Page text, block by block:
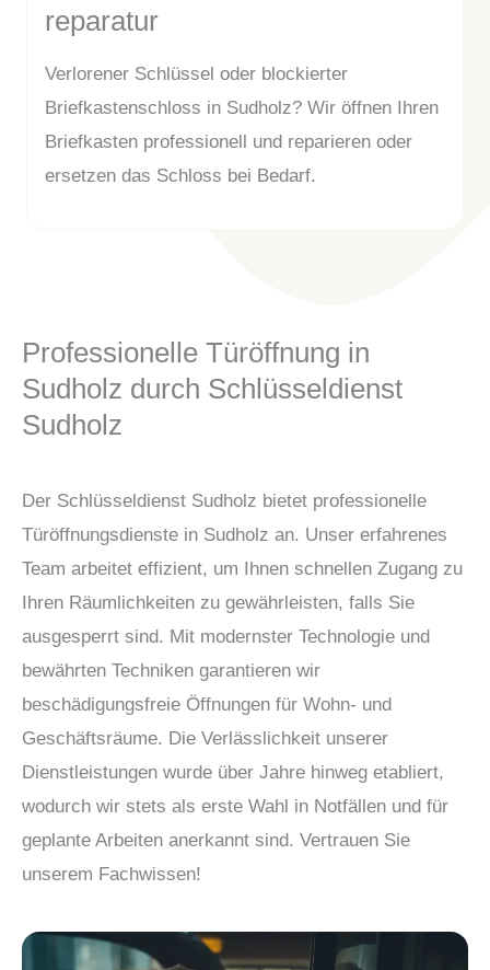
reparatur
Verlorener Schlüssel oder blockierter
Briefkastenschloss in Sudholz? Wir öffnen Ihren
Briefkasten professionell und reparieren oder
ersetzen das Schloss bei Bedarf.
Professionelle Türöffnung in
Sudholz durch Schlüsseldienst
Sudholz
Der Schlüsseldienst Sudholz bietet professionelle
Türöffnungsdienste in Sudholz an. Unser erfahrenes
Team arbeitet effizient, um Ihnen schnellen Zugang zu
Ihren Räumlichkeiten zu gewährleisten, falls Sie
ausgesperrt sind. Mit modernster Technologie und
bewährten Techniken garantieren wir
beschädigungsfreie Öffnungen für Wohn- und
Geschäftsräume. Die Verlässlichkeit unserer
Dienstleistungen wurde über Jahre hinweg etabliert,
wodurch wir stets als erste Wahl in Notfällen und für
geplante Arbeiten anerkannt sind. Vertrauen Sie
unserem Fachwissen!